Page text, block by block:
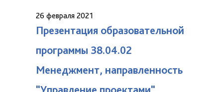
26 февраля 2021
Презентация образовательной
программы 38.04.02
Менеджмент, направленность